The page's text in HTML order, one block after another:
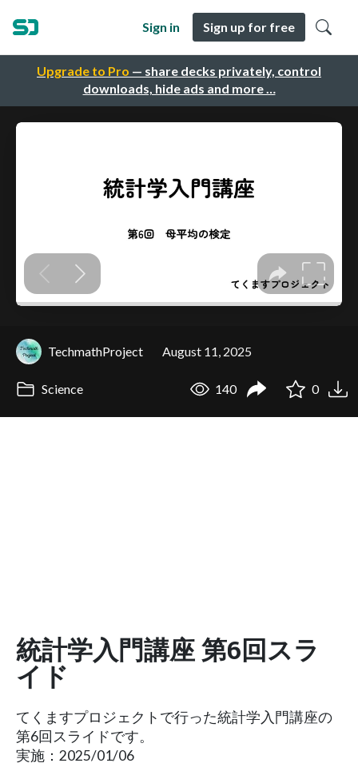
Upgrade to Pro — share decks privately, control
downloads, hide ads and more …
Sign in Sign up for free
TechmathProject August 11, 2025
Science 140 0
統計学入門講座 第6回スラ
イド
てくますプロジェクトで行った統計学入門講座の
第6回スライドです。
実施：2025/01/06